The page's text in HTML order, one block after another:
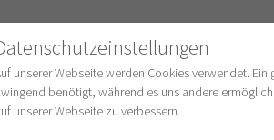
Struktur & Entwicklung
unserer Webseite werden Cookies verwendet.
benötigt, während es uns andere
unserer Webseite zu verbessern.